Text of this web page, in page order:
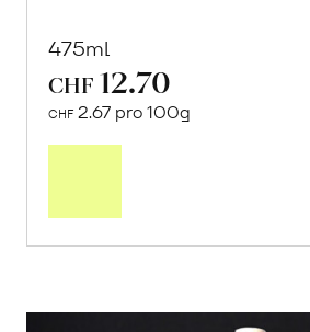
475ml
CHF 12.70
CHF 2.67 pro 100g